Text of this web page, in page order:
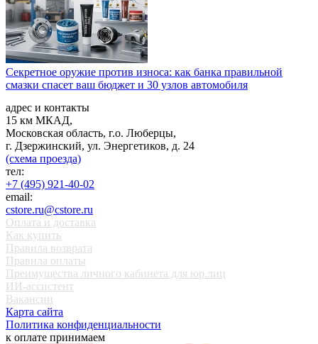
Секретное оружие против износа: как банка правильной
смазки спасет ваш бюджет и 30 узлов автомобиля
адрес и контакты
15 км МКАД,
Московская область, г.о. Люберцы,
г. Дзержинский, ул. Энергетиков, д. 24
(схема проезда)
тел:
+7 (495) 921-40-02
email:
cstore.ru@cstore.ru
Оплата и доставка
Как купить
Правила возврата
Правила оплаты
Преимущества личного кабинета для юр.лиц
ИИ-ассистент
Вакансии
Карта сайта
Политика конфиденциальности
к оплате принимаем